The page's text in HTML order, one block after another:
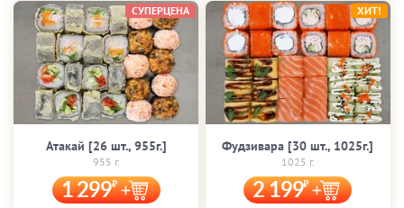
Атакай [26 шт., 955г.]
955 г.
1 299
СУПЕРЦЕНА
Фудзивара [30 шт., 1025г.]
1025 г.
2 199
ХИТ!